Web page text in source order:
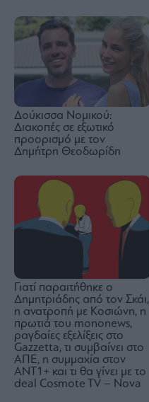
Δούκισσα Νομικού:
Διακοπές σε εξωτικό
προορισμό με τον
Δημήτρη Θεοδωρίδη
Γιατί παραιτήθηκε ο
Δημητριάδης από τον Σκάι,
η ανατροπή με Κοσιώνη, η
πρωτιά του mononews,
ραγδαίες εξελίξεις στο
Gazzetta, τι συμβαίνει στο
ΑΠΕ, η συμμαχία στον
ΑΝΤ1+ και τι θα γίνει με το
deal Cosmote TV – Nova